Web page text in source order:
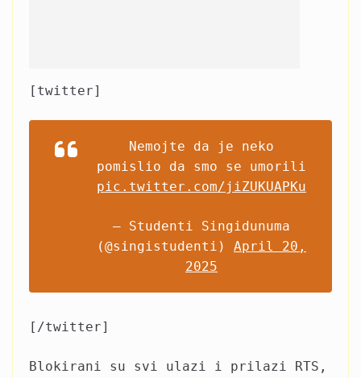
[twitter]
Nemojte da je neko
pomislio da smo se umorili
pic.twitter.com/jiZUKUAPKu
— Studenti Singidunuma
(@singistudenti) April 20,
2025
[/twitter]
Blokirani su svi ulazi i prilazi RTS,